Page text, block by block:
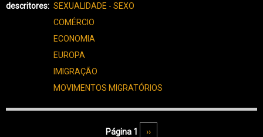
descritores
SEXUALIDADE - SEXO
COMÉRCIO
ECONOMIA
EUROPA
IMIGRAÇÃO
MOVIMENTOS MIGRATÓRIOS
Página 1 Próxima página
››